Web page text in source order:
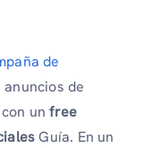
de
anuncios de
con unfree
Guía. En un